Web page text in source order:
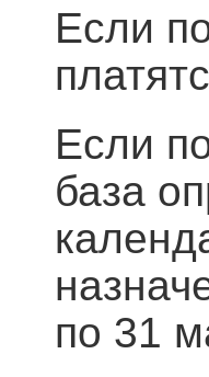
Если
Если
база
по 31